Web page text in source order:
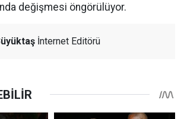
değişmesi öngörülüyor.
İnternet Editörü